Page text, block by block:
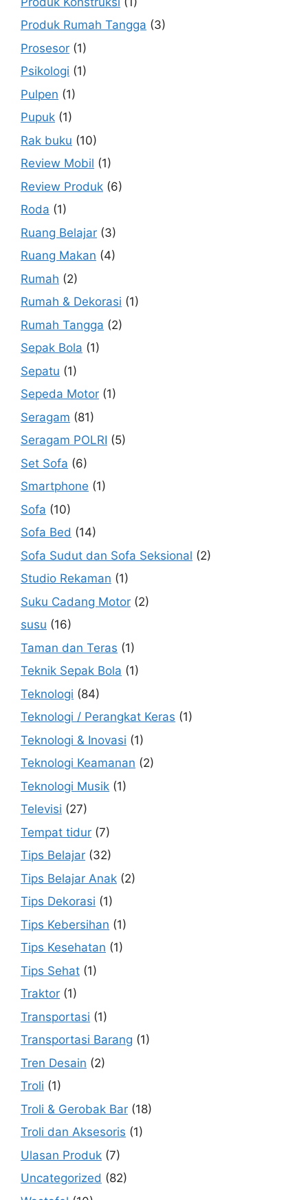
Produk Rumah Tangga (3)
Prosesor (1)
Psikologi (1)
Pulpen (1)
Pupuk (1)
Rak buku (10)
Review Mobil (1)
Review Produk (6)
Roda (1)
Ruang Belajar (3)
Ruang Makan (4)
Rumah (2)
Rumah & Dekorasi (1)
Rumah Tangga (2)
Sepak Bola (1)
Sepatu (1)
Sepeda Motor (1)
Seragam (81)
Seragam POLRI (5)
Set Sofa (6)
Smartphone (1)
Sofa (10)
Sofa Bed (14)
Sofa Sudut dan Sofa Seksional (2)
Studio Rekaman (1)
Suku Cadang Motor (2)
susu (16)
Taman dan Teras (1)
Teknik Sepak Bola (1)
Teknologi (84)
Teknologi / Perangkat Keras (1)
Teknologi & Inovasi (1)
Teknologi Keamanan (2)
Teknologi Musik (1)
Televisi (27)
Tempat tidur (7)
Tips Belajar (32)
Tips Belajar Anak (2)
Tips Dekorasi (1)
Tips Kebersihan (1)
Tips Kesehatan (1)
Tips Sehat (1)
Traktor (1)
Transportasi (1)
Transportasi Barang (1)
Tren Desain (2)
Troli (1)
Troli & Gerobak Bar (18)
Troli dan Aksesoris (1)
Ulasan Produk (7)
Uncategorized (82)